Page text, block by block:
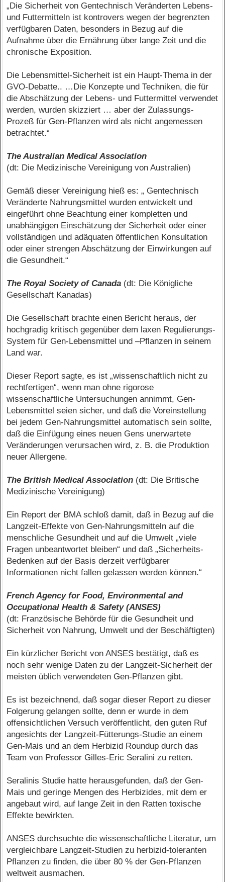
„Die Sicherheit von Gentechnisch Veränderten Lebens-
und Futtermitteln ist kontrovers wegen der begrenzten
verfügbaren Daten, besonders in Bezug auf die
Aufnahme über die Ernährung über lange Zeit und die
chronische Exposition.
Die Lebensmittel-Sicherheit ist ein Haupt-Thema in der
GVO-Debatte.. …Die Konzepte und Techniken, die für
die Abschätzung der Lebens- und Futtermittel verwendet
werden, wurden skizziert … aber der Zulassungs-
Prozeß für Gen-Pflanzen wird als nicht angemessen
betrachtet.“
The Australian Medical Association
(dt: Die Medizinische Vereinigung von Australien)
Gemäß dieser Vereinigung hieß es: „ Gentechnisch
Veränderte Nahrungsmittel wurden entwickelt und
eingeführt ohne Beachtung einer kompletten und
unabhängigen Einschätzung der Sicherheit oder einer
vollständigen und adäquaten öffentlichen Konsultation
oder einer strengen Abschätzung der Einwirkungen auf
die Gesundheit.“
The Royal Society of Canada (dt: Die Königliche
Gesellschaft Kanadas)
Die Gesellschaft brachte einen Bericht heraus, der
hochgradig kritisch gegenüber dem laxen Regulierungs-
System für Gen-Lebensmittel und –Pflanzen in seinem
Land war.
Dieser Report sagte, es ist „wissenschaftlich nicht zu
rechtfertigen“, wenn man ohne rigorose
wissenschaftliche Untersuchungen annimmt, Gen-
Lebensmittel seien sicher, und daß die Voreinstellung
bei jedem Gen-Nahrungsmittel automatisch sein sollte,
daß die Einfügung eines neuen Gens unerwartete
Veränderungen verursachen wird, z. B. die Produktion
neuer Allergene.
The British Medical Association (dt: Die Britische
Medizinische Vereinigung)
Ein Report der BMA schloß damit, daß in Bezug auf die
Langzeit-Effekte von Gen-Nahrungsmitteln auf die
menschliche Gesundheit und auf die Umwelt „viele
Fragen unbeantwortet bleiben“ und daß „Sicherheits-
Bedenken auf der Basis derzeit verfügbarer
Informationen nicht fallen gelassen werden können.“
French Agency for Food, Environmental and
Occupational Health & Safety (ANSES)
(dt: Französische Behörde für die Gesundheit und
Sicherheit von Nahrung, Umwelt und der Beschäftigten)
Ein kürzlicher Bericht von ANSES bestätigt, daß es
noch sehr wenige Daten zu der Langzeit-Sicherheit der
meisten üblich verwendeten Gen-Pflanzen gibt.
Es ist bezeichnend, daß sogar dieser Report zu dieser
Folgerung gelangen sollte, denn er wurde in dem
offensichtlichen Versuch veröffentlicht, den guten Ruf
angesichts der Langzeit-Fütterungs-Studie an einem
Gen-Mais und an dem Herbizid Roundup durch das
Team von Professor Gilles-Eric Seralini zu retten.
Seralinis Studie hatte herausgefunden, daß der Gen-
Mais und geringe Mengen des Herbizides, mit dem er
angebaut wird, auf lange Zeit in den Ratten toxische
Effekte bewirkten.
ANSES durchsuchte die wissenschaftliche Literatur, um
vergleichbare Langzeit-Studien zu herbizid-toleranten
Pflanzen zu finden, die über 80 % der Gen-Pflanzen
weltweit ausmachen.